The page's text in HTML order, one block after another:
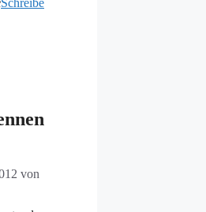
Schreibe
von